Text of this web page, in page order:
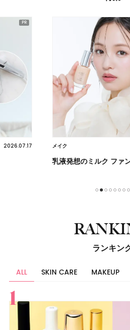
34分以内 スキンケア
【プレゼント】不要な角
ランキン
ALL SKIN CARE MAKEUP
すべて
スキンケア
メイク
ボディケア
美活
ヘア
ライフスタイル
ビューティーズ